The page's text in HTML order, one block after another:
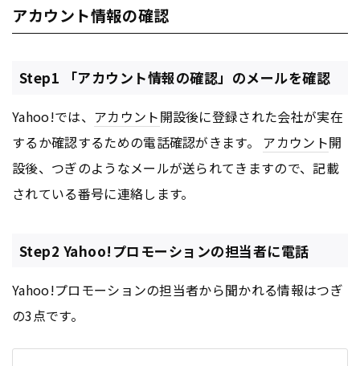
アカウント情報の確認
Step1 「アカウント情報の確認」のメールを確認
Yahoo!では、 アカウント開設後に登録された会社が実在
するか確認するための電話確認がきます。 アカウント開
設後、つぎのようなメールが送られてきますので、記載
されている番号に連絡します。
Step2 Yahoo!プロモーションの担当者に電話
Yahoo!プロモーションの担当者から聞かれる情報はつぎ
の3点です。